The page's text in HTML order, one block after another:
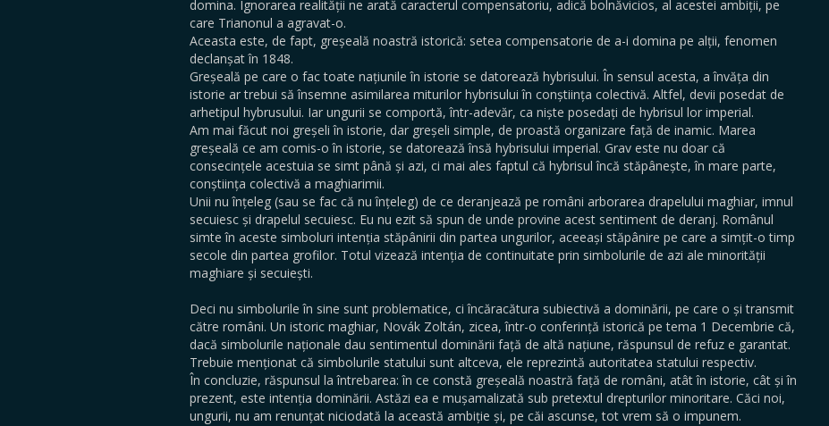
domina. Ignorarea realității ne arată caracterul compensatoriu, adică bolnăvicios, al acestei ambiții, pe
care Trianonul a agravat-o.
Aceasta este, de fapt, greșeală noastră istorică: setea compensatorie de a-i domina pe alții, fenomen
declanșat în 1848.
Greșeală pe care o fac toate națiunile în istorie se datorează hybrisului. În sensul acesta, a învăța din
istorie ar trebui să însemne asimilarea miturilor hybrisului în conștiința colectivă. Altfel, devii posedat de
arhetipul hybrusului. Iar ungurii se comportă, într-adevăr, ca niște posedați de hybrisul lor imperial.
Am mai făcut noi greșeli în istorie, dar greșeli simple, de proastă organizare față de inamic. Marea
greșeală ce am comis-o în istorie, se datorează însă hybrisului imperial. Grav este nu doar că
consecințele acestuia se simt până și azi, ci mai ales faptul că hybrisul încă stăpânește, în mare parte,
conștiința colectivă a maghiarimii.
Unii nu înțeleg (sau se fac că nu înțeleg) de ce deranjează pe români arborarea drapelului maghiar, imnul
secuiesc și drapelul secuiesc. Eu nu ezit să spun de unde provine acest sentiment de deranj. Românul
simte în aceste simboluri intenția stăpânirii din partea ungurilor, aceeași stăpânire pe care a simțit-o timp
secole din partea grofilor. Totul vizează intenția de continuitate prin simbolurile de azi ale minorității
maghiare și secuiești.
Deci nu simbolurile în sine sunt problematice, ci încăracătura subiectivă a dominării, pe care o și transmit
către români. Un istoric maghiar, Novák Zoltán, zicea, într-o conferință istorică pe tema 1 Decembrie că,
dacă simbolurile naționale dau sentimentul dominării față de altă națiune, răspunsul de refuz e garantat.
Trebuie menționat că simbolurile statului sunt altceva, ele reprezintă autoritatea statului respectiv.
În concluzie, răspunsul la întrebarea: în ce constă greșeală noastră față de români, atât în istorie, cât și în
prezent, este intenția dominării. Astăzi ea e mușamalizată sub pretextul drepturilor minoritare. Căci noi,
ungurii, nu am renunțat niciodată la această ambiție și, pe căi ascunse, tot vrem să o impunem.